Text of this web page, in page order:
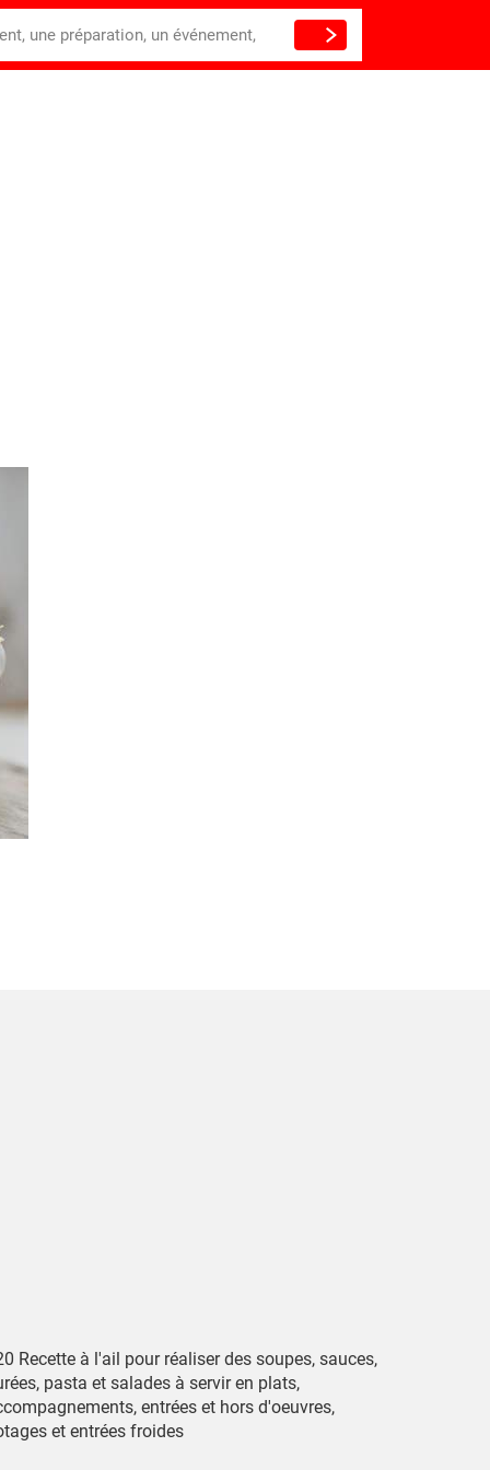
une préparation, un événement,
Recette à l'ail pour réaliser des soupes, sauces,
pasta et salades à servir en plats,
entrées et hors d'oeuvres,
et entrées froides